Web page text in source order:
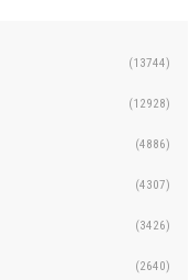
(13744)
(12928)
(4886)
(4307)
(3426)
(2640)